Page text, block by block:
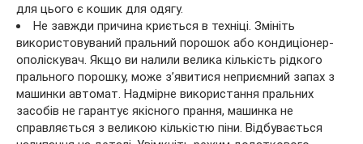
для цього є кошик для одягу.
Не завжди причина криється в техніці. Змініть
використовуваний пральний порошок або кондиціонер-
ополіскувач. Якщо ви налили велика кількість рідкого
прального порошку, може з’явитися неприємний запах з
машинки автомат. Надмірне використання пральних
засобів не гарантує якісного прання, машинка не
справляється з великою кількістю піни. Відбувається